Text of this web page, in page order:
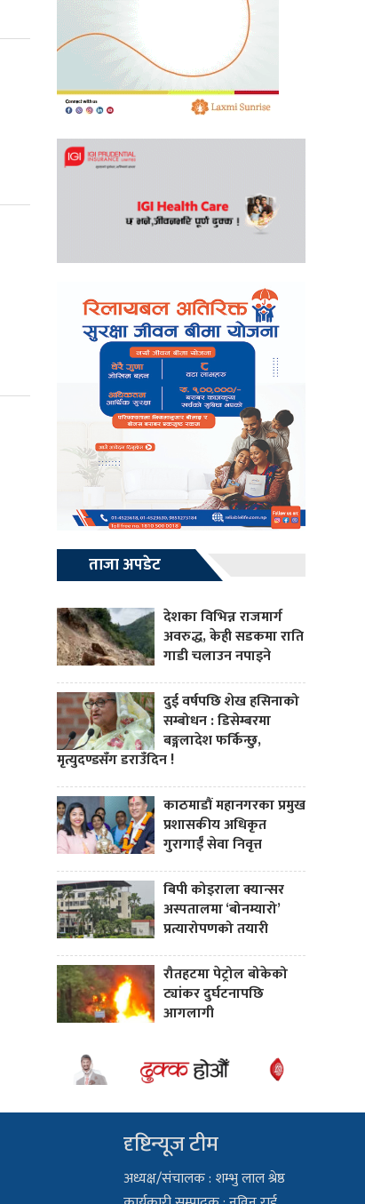
ताजा अपडेट
देशका विभिन्न राजमार्ग
अवरुद्ध, केही सडकमा राति
गाडी चलाउन नपाइने
दुई वर्षपछि शेख हसिनाको
सम्बोधन : डिसेम्बरमा
बङ्गलादेश फर्किन्छु,
मृत्युदण्डसँग डराउँदिन !
काठमाडौं महानगरका प्रमुख
प्रशासकीय अधिकृत
गुरागाईँ सेवा निवृत्त
बिपी कोइराला क्यान्सर
अस्पतालमा ‘बोनम्यारो’
प्रत्यारोपणको तयारी
रौतहटमा पेट्रोल बोकेको
ट्यांकर दुर्घटनापछि
आगलागी
दृष्टिन्यूज टीम
अध्यक्ष/संचालक : शम्भु लाल श्रेष्ठ